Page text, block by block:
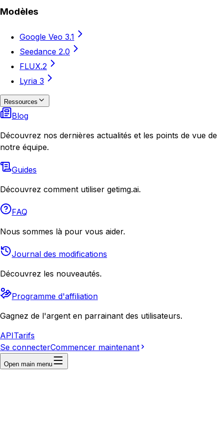
Modèles
Google Veo 3.1
Seedance 2.0
FLUX.2
Lyria 3
Ressources
Blog
Découvrez nos dernières actualités et les points de vue de
notre équipe.
Guides
Découvrez comment utiliser getimg.ai.
FAQ
Nous sommes là pour vous aider.
Journal des modifications
Découvrez les nouveautés.
Programme d'affiliation
Gagnez de l'argent en parrainant des utilisateurs.
APITarifs
Se connecterCommencer maintenant
Open main menu